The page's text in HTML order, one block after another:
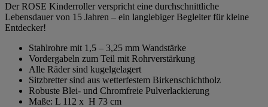
Der ROSE Kinderroller verspricht eine durchschnittliche
Lebensdauer von 15 Jahren – ein langlebiger Begleiter für kleine
Entdecker!
Stahlrohre mit 1,5 – 3,25 mm Wandstärke
Vordergabeln zum Teil mit Rohrverstärkung
Alle Räder sind kugelgelagert
Sitzbretter sind aus wetterfestem Birkenschichtholz
Robuste Blei- und Chromfreie Pulverlackierung
Maße: L 112 x H 73 cm